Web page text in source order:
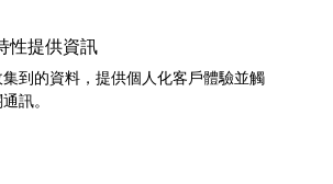
性提供資訊
到的資料，提供個人化客戶體驗並觸
訊。